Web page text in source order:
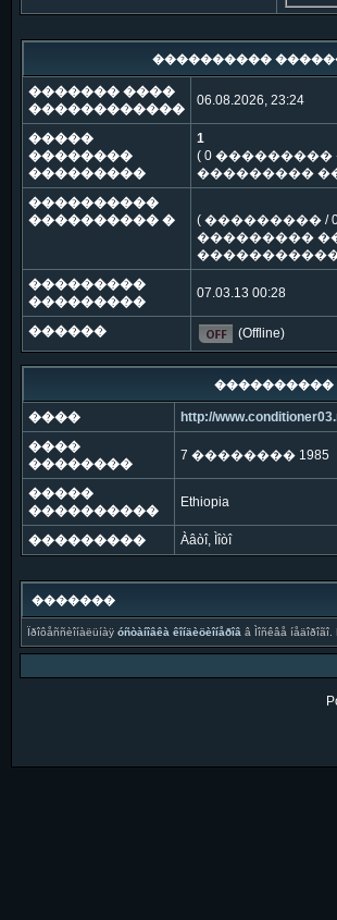
����������
������� ����
������������
06.08.2026, 23:24
�����
��������
���������
1
( 0 ���������
���������
����������
���������� �
( ��������� /
���������
���������
���������
07.03.13 00:28
������ (Offline)
����������
����
http://
����
��������
7 �������� 1985
�����
����������
Ethiopia
��������� Àâòî, Ìîòî
�������
Ïðîôåññèîíàëüíàÿ óñòàíîâêà êîíäèöèîíåðîâ â Ìîñêâå íåäîðîãî.